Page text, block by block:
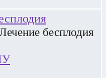
бесплодия